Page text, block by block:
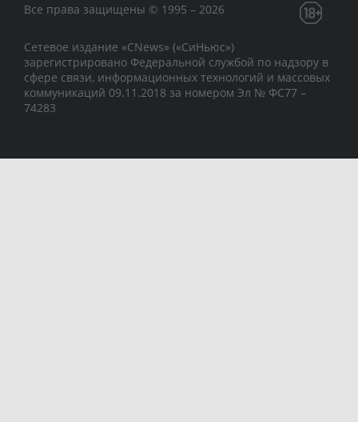
Все права защищены © 1995 – 2026
Сетевое издание «CNews» («СиНьюс»)
зарегистрировано Федеральной службой по надзору в
сфере связи, информационных технологий и массовых
коммуникаций 09.11.2018 за номером Эл № ФС77 –
74283